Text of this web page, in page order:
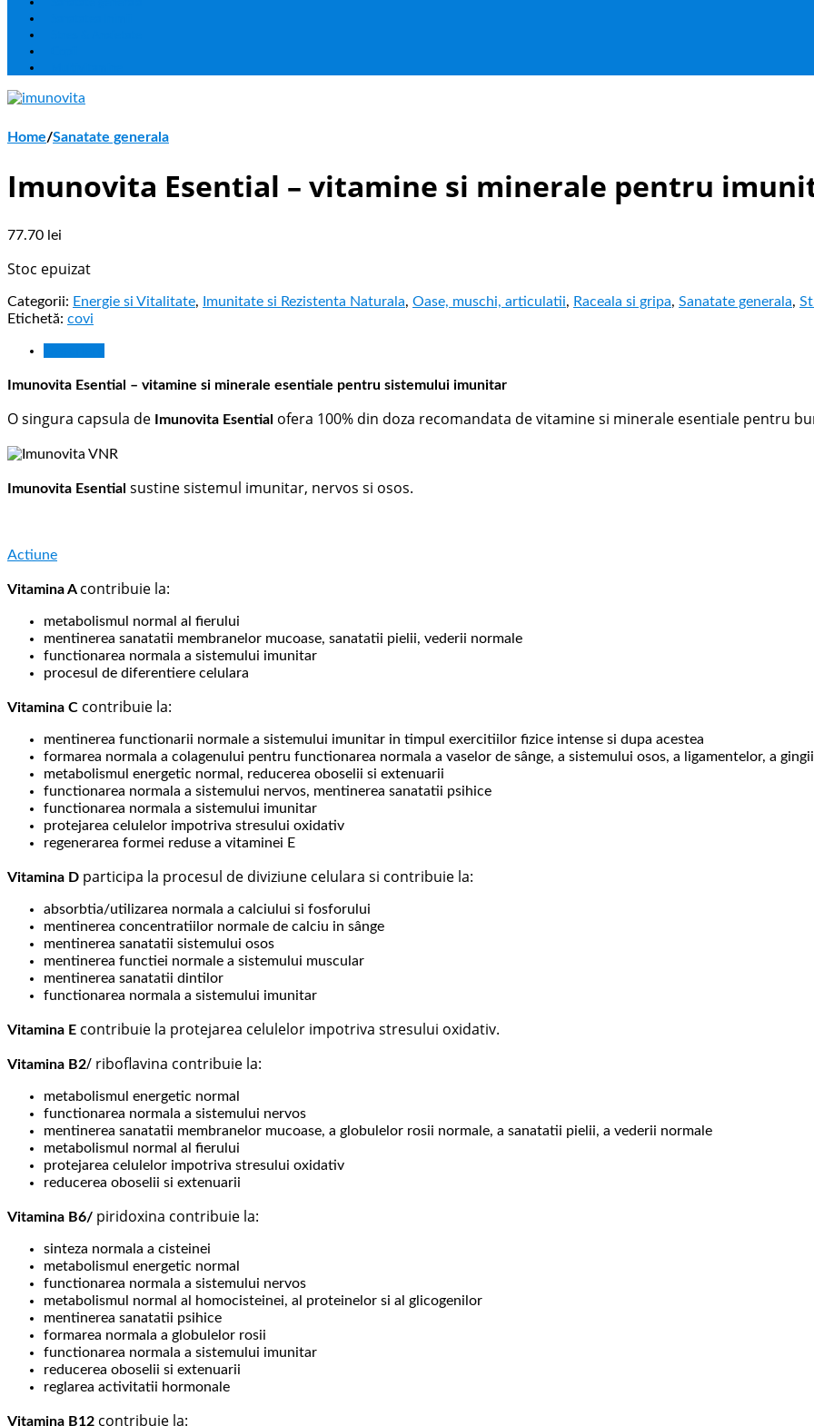
Home/Sanatate generala
Imunovita Esential – vitamine si minerale pentru
77.70 lei
Stoc epuizat
Categorii: Energie si Vitalitate, Imunitate si Rezistenta Naturala, Oase, muschi, articulatii, Raceala si gripa, Sanatate generala,
Etichetă: covi
Imunovita Esential – vitamine si minerale esentiale pentru sistemului imunitar
O singura capsula de Imunovita Esential ofera 100% din doza recomandata de vitamine si minerale esentiale pentru
Imunovita Esential sustine sistemul imunitar, nervos si osos.
Actiune
Vitamina A contribuie la:
metabolismul normal al fierului
mentinerea sanatatii membranelor mucoase, sanatatii pielii, vederii normale
functionarea normala a sistemului imunitar
procesul de diferentiere celulara
Vitamina C contribuie la:
mentinerea functionarii normale a sistemului imunitar in timpul exercitiilor fizice intense si dupa acestea
formarea normala a colagenului pentru functionarea normala a vaselor de sânge, a sistemului osos, a ligamentelor, a
metabolismul energetic normal, reducerea oboselii si extenuarii
functionarea normala a sistemului nervos, mentinerea sanatatii psihice
functionarea normala a sistemului imunitar
protejarea celulelor impotriva stresului oxidativ
regenerarea formei reduse a vitaminei E
Vitamina D participa la procesul de diviziune celulara si contribuie la:
absorbtia/utilizarea normala a calciului si fosforului
mentinerea concentratiilor normale de calciu in sânge
mentinerea sanatatii sistemului osos
mentinerea functiei normale a sistemului muscular
mentinerea sanatatii dintilor
functionarea normala a sistemului imunitar
Vitamina E contribuie la protejarea celulelor impotriva stresului oxidativ.
Vitamina B2/ riboflavina contribuie la:
metabolismul energetic normal
functionarea normala a sistemului nervos
mentinerea sanatatii membranelor mucoase, a globulelor rosii normale, a sanatatii pielii, a vederii normale
metabolismul normal al fierului
protejarea celulelor impotriva stresului oxidativ
reducerea oboselii si extenuarii
Vitamina B6/ piridoxina contribuie la:
sinteza normala a cisteinei
metabolismul energetic normal
functionarea normala a sistemului nervos
metabolismul normal al homocisteinei, al proteinelor si al glicogenilor
mentinerea sanatatii psihice
formarea normala a globulelor rosii
functionarea normala a sistemului imunitar
reducerea oboselii si extenuarii
reglarea activitatii hormonale
Vitamina B12 contribuie la: